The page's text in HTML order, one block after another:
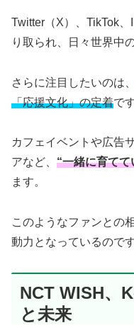
Twitter（X）、TikTok
り取られ、日々世界中
さらに注目したいのは、
「応援文化」の定着で
カフェイベントや広告
アなど、 “一緒に育て
ます。
このようなファンとの
動力となっているのです
NCT WISH、
と未来